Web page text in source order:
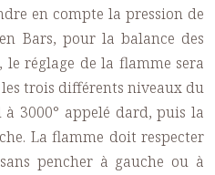
en compte la pression de
Bars, pour la balance des
le réglage de la flamme sera
trois différents niveaux du
3000° appelé dard, puis la
La flamme doit respecter
pencher à gauche ou à